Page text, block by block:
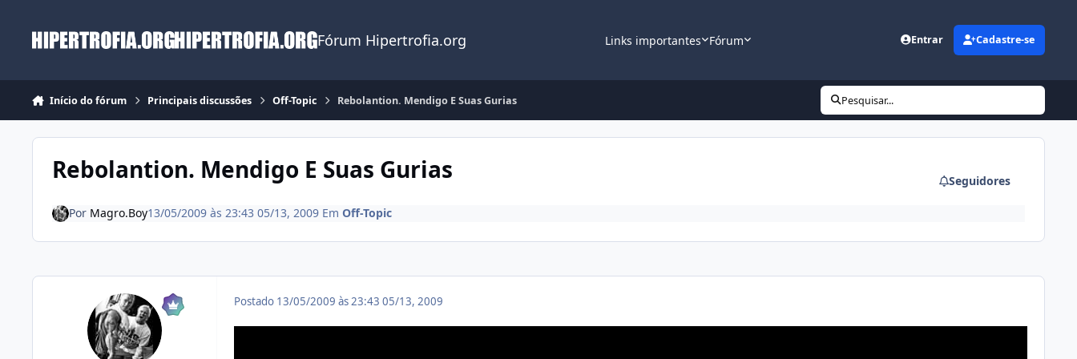
Fórum Hipertrofia.org Links importantes Fórum Entrar Cadastre-se
Início do fórum Principais discussões Off-Topic Rebolantion. Mendigo E Suas Gurias Pesquisar...
Rebolantion. Mendigo E Suas Gurias Seguidores
Por Magro.Boy13/05/2009 às 23:43 05/13, 2009 Em Off-Topic
Postado 13/05/2009 às 23:43 05/13, 2009